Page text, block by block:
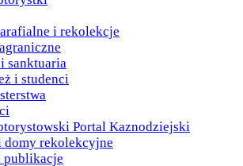
i rekolekcje
sanktuaria
i studenci
Portal Kaznodziejski
domy rekolekcyjne
publikacje